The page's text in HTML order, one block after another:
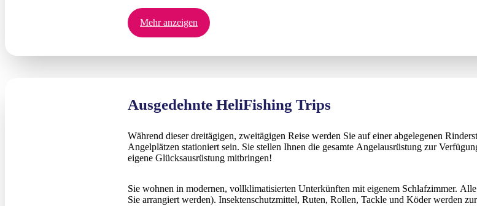
Mehr anzeigen
Ausgedehnte HeliFishing Trips
Während dieser dreitägigen, zweitägigen Reise werden Sie auf einer abgelegenen
Angelplätzen stationiert sein. Sie stellen Ihnen die gesamte Angelausrüstung zur
eigene Glücksausrüstung mitbringen!
Sie wohnen in modernen, vollklimatisierten Unterkünften mit eigenem Schlafzimmer.
Sie arrangiert werden). Insektenschutzmittel, Ruten, Rollen, Tackle und Köder werden